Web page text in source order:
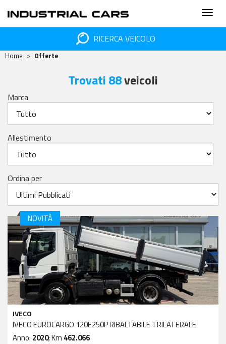
RICERCA VEICOLO
Home Offerte
Trovati 88veicoli
Marca
Allestimento
Ordina per
NOVITÀ
IVECO
IVECO EUROCARGO 120E250P RIBALTABILE TRILATERALE
Anno: 2020; Km 462.066